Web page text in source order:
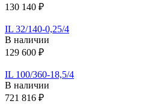
130 140 ₽
IL 32/140-0,25/4
В наличии
129 600 ₽
IL 100/360-18,5/4
В наличии
721 816 ₽